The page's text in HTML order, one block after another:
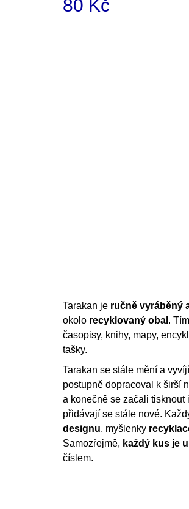
80 Kč
Tarakan je ručně vyráběný
okolo recyklovaný obal .
časopisy, knihy, mapy,
tašky.
Tarakan se stále mění a
postupně dopracoval k širší
a konečně se začali tisknout
přidávají se stále nové.
designu, myšlenky
Samozřejmě, každý kus je
číslem.